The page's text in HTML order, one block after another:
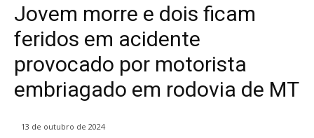
Jovem morre e dois ficam
feridos em acidente
provocado por motorista
embriagado em rodovia de MT
13 de outubro de 2024